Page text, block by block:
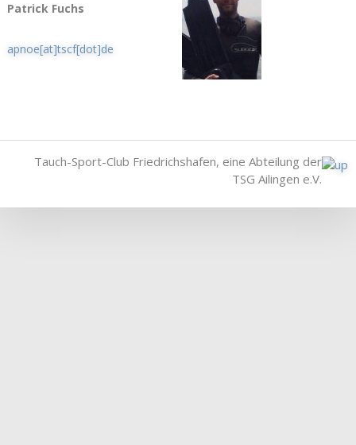
Patrick Fuchs
apnoe[at]tscf[dot]de
Tauch-Sport-Club Friedrichshafen, eine Abteilung der
TSG Ailingen e.V.